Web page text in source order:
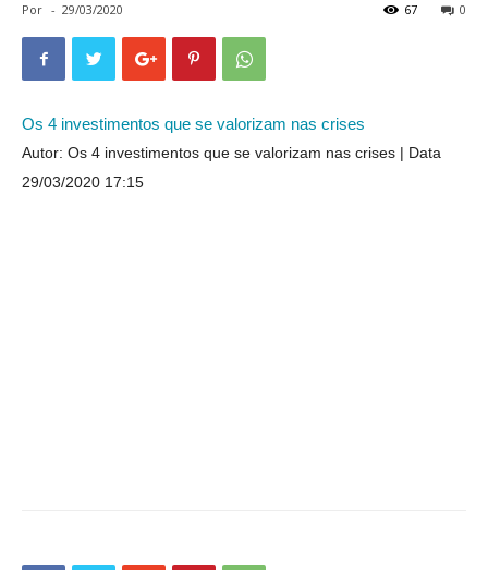
Por - 29/03/2020 0
67
Os 4 investimentos que se valorizam nas crises
Autor: Os 4 investimentos que se valorizam nas crises
Data
29/03/2020 17:15